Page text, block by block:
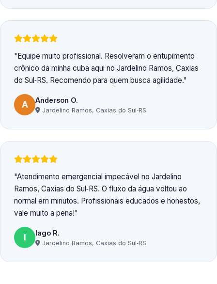
Equipe muito profissional. Resolveram o entupimento
crônico da minha cuba aqui no Jardelino Ramos, Caxias
do Sul‑RS. Recomendo para quem busca agilidade.
A Anderson O.
Jardelino Ramos, Caxias do Sul‑RS
Atendimento emergencial impecável no Jardelino
Ramos, Caxias do Sul‑RS. O fluxo da água voltou ao
normal em minutos. Profissionais educados e honestos,
vale muito a pena!
I Iago R.
Jardelino Ramos, Caxias do Sul‑RS